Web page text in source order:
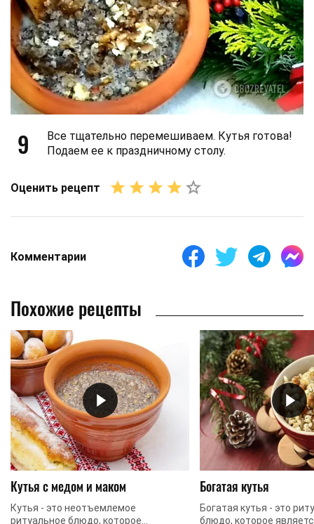
9
Все тщательно перемешиваем. Кутья готова!
Подаем ее к праздничному столу.
Оценить рецепт
Комментарии
Похожие рецепты
Кутья с медом и маком
Кутья - это неотъемлемое
ритуальное блюдо, которое
Богатая кутья
Богатая кутья - это
блюдо, которое